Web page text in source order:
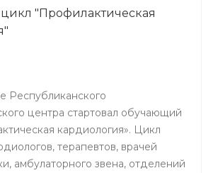
"Профилактическая
Республиканского
центра стартовал обучающий
кардиология». Цикл
терапевтов, врачей
амбулаторного звена, отделений